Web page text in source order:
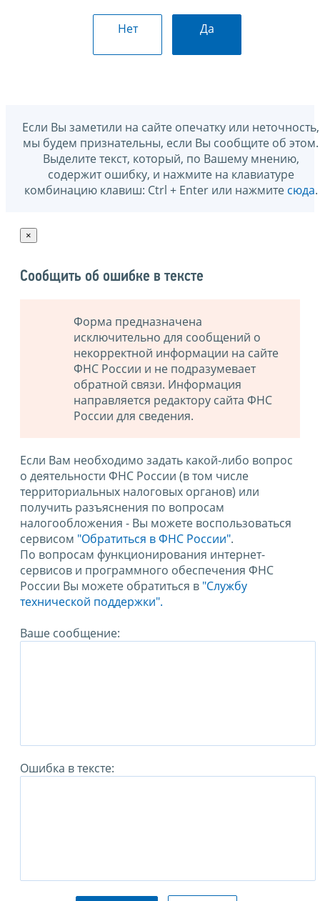
Нет Да
Если Вы заметили на сайте опечатку или неточность,
мы будем признательны, если Вы сообщите об этом.
Выделите текст, который, по Вашему мнению,
содержит ошибку, и нажмите на клавиатуре
комбинацию клавиш: Ctrl + Enter или нажмите сюда.
×
Сообщить об ошибке в тексте
Форма предназначена
исключительно для сообщений о
некорректной информации на сайте
ФНС России и не подразумевает
обратной связи. Информация
направляется редактору сайта ФНС
России для сведения.
Если Вам необходимо задать какой-либо вопрос
о деятельности ФНС России (в том числе
территориальных налоговых органов) или
получить разъяснения по вопросам
налогообложения - Вы можете воспользоваться
сервисом "Обратиться в ФНС России".
По вопросам функционирования интернет-
сервисов и программного обеспечения ФНС
России Вы можете обратиться в "Службу
технической поддержки".
Ваше сообщение:
Ошибка в тексте: